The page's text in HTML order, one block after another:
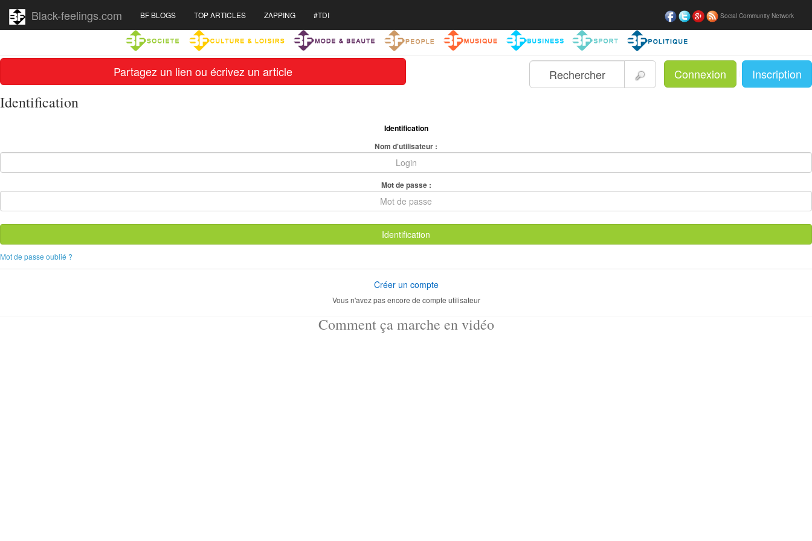
Partagez un lien ou écrivez un article Connexion Inscription
Black-feelings.com Social Community Network
BF BLOGS TOP ARTICLES ZAPPING #TDI
Identification
Identification
Nom d'utilisateur :
Mot de passe :
Identification
Mot de passe oublié ?
Créer un compte
Vous n'avez pas encore de compte utilisateur
Comment ça marche en vidéo